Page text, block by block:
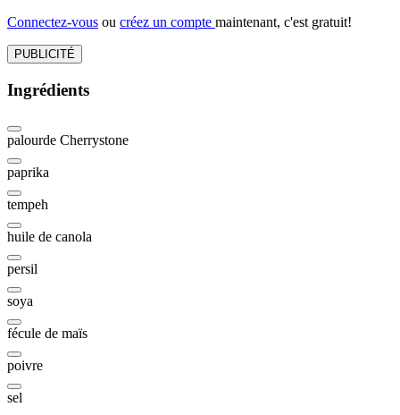
Connectez-vous ou créez un compte maintenant, c'est gratuit!
PUBLICITÉ
Ingrédients
palourde Cherrystone
paprika
tempeh
huile de canola
persil
soya
fécule de maïs
poivre
sel